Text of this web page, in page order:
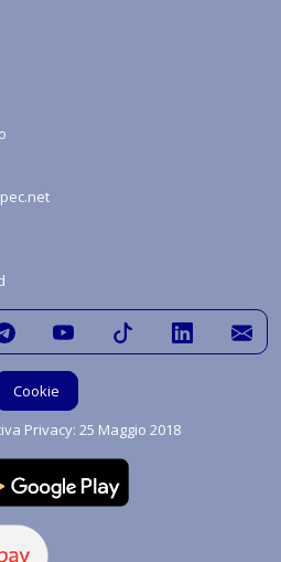
Cookie
Privacy: 25 Maggio 2018